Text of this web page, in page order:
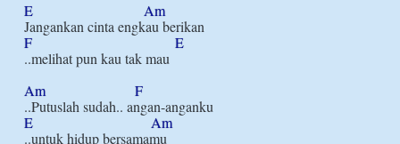
E
Am
F
E
..melihat pun kau tak mau
Am
F
E
Am